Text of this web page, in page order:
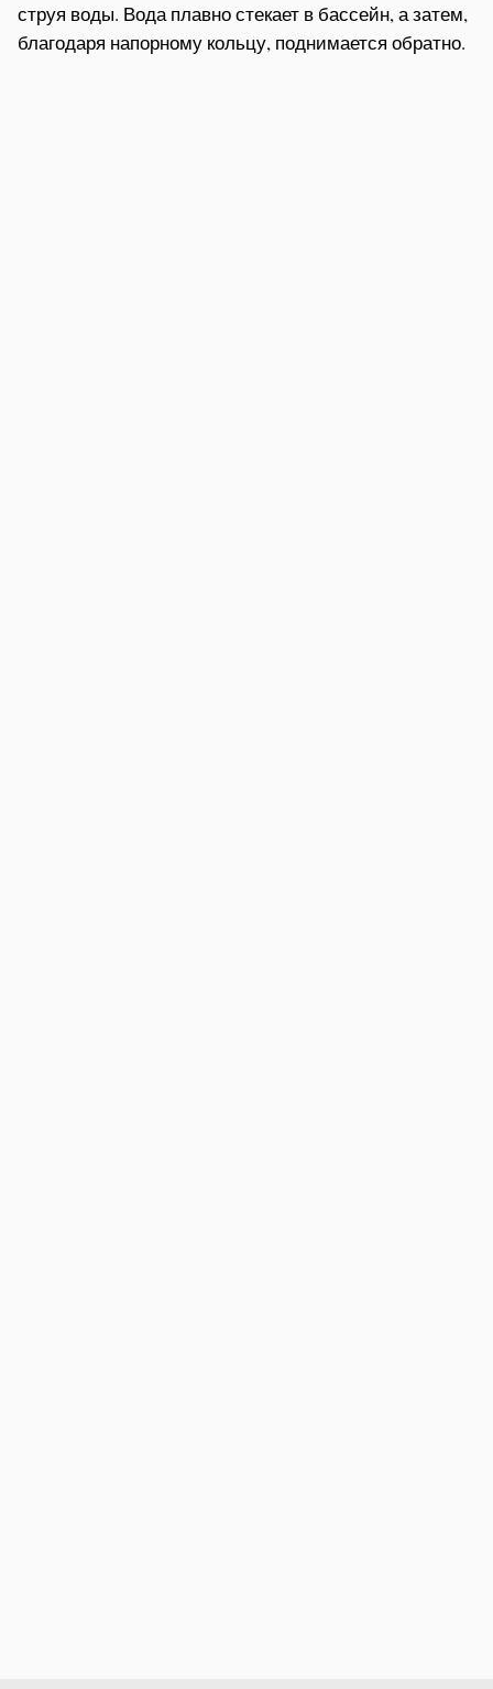
струя воды. Вода плавно стекает в бассейн, а затем,
благодаря напорному кольцу, поднимается обратно.